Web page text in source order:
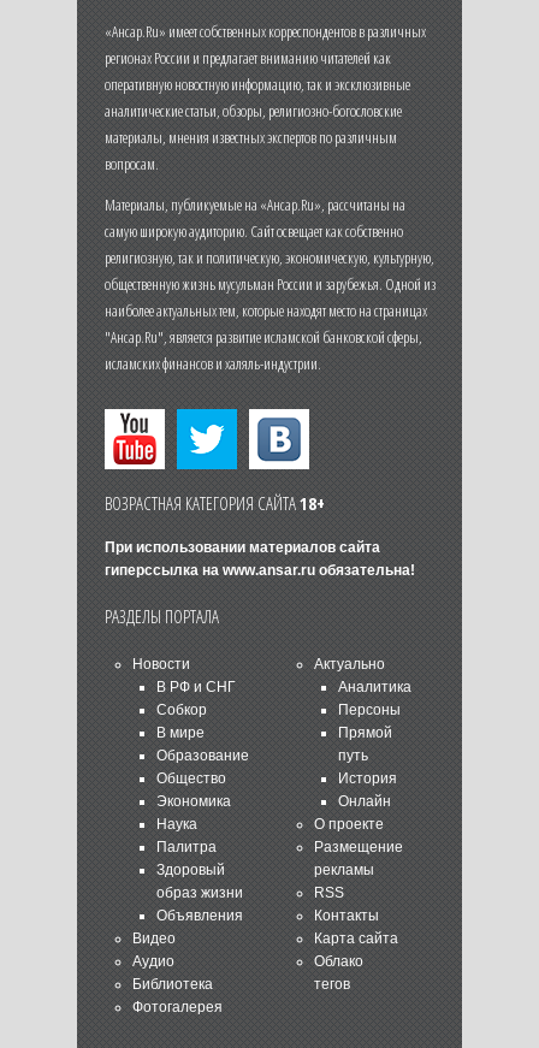
«Ансар.Ru» имеет собственных корреспондентов в различных
регионах России и предлагает вниманию читателей как
оперативную новостную информацию, так и эксклюзивные
аналитические статьи, обзоры, религиозно-богословские
материалы, мнения известных экспертов по различным
вопросам.
Материалы, публикуемые на «Ансар.Ru», рассчитаны на
самую широкую аудиторию. Сайт освещает как собственно
религиозную, так и политическую, экономическую, культурную,
общественную жизнь мусульман России и зарубежья. Одной из
наиболее актуальных тем, которые находят место на страницах
"Ансар.Ru", является развитие исламской банковской сферы,
исламских финансов и халяль-индустрии.
ВОЗРАСТНАЯ КАТЕГОРИЯ САЙТА18+
При использовании материалов сайта
гиперссылка на www.ansar.ruобязательна!
РАЗДЕЛЫ ПОРТАЛА
Новости
В РФ и СНГ
Собкор
В мире
Образование
Общество
Экономика
Наука
Палитра
Здоровый
образ жизни
Объявления
Видео
Аудио
Библиотека
Фотогалерея
Актуально
Аналитика
Персоны
Прямой
путь
История
Онлайн
О проекте
Размещение
рекламы
RSS
Контакты
Карта сайта
Облако
тегов